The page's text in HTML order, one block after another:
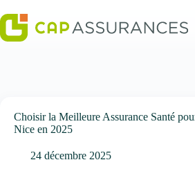
au
contenu
Choisir la Meilleure Assurance Santé
Nice en 2025
24 décembre 2025